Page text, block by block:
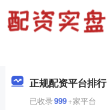
正规配资平台排行
已收录999+家平台